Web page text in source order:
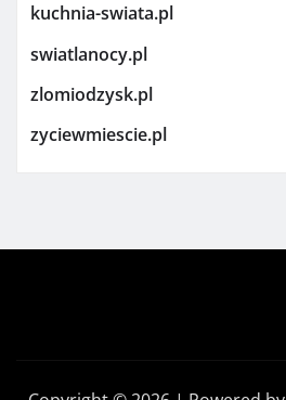
kuchnia-swiata.pl
swiatlanocy.pl
zlomiodzysk.pl
zyciewmiescie.pl